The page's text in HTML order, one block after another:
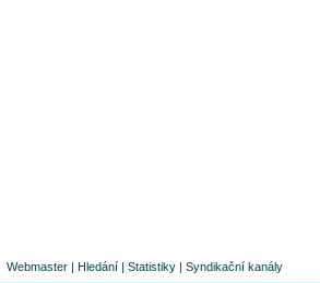
Webmaster | Hledání | Statistiky | Syndikační kanály